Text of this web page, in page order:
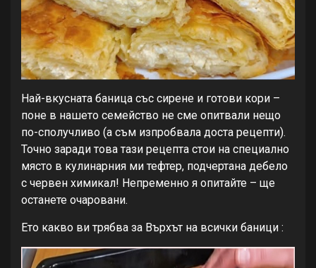
Най-вкусната баница със сирене и готови кори –
поне в нашето семейство не сме опитвали нещо
по-сполучливо (а съм изпробвала доста рецепти).
Точно заради това тази рецепта стои на специално
място в кулинарния ми тефтер, подчертана дебело
с червен химикал! Непременно я опитайте – ще
останете очаровани.
Ето какво ви трябва за Върхът на всички баници :